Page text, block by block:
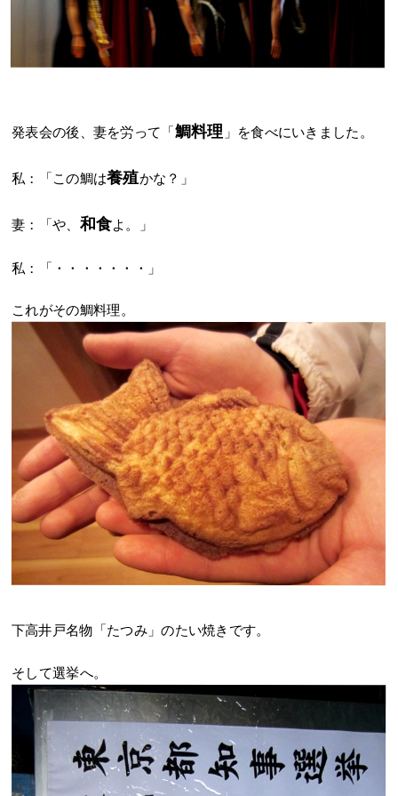
発表会の後、妻を労って「鯛料理 」を食べにいきました。
私：「この鯛は養殖かな？」
妻：「や、 和食よ。」
私：「・・・・・・・」
これがその鯛料理。
下高井戸名物「たつみ」のたい焼きです。
そして選挙へ。